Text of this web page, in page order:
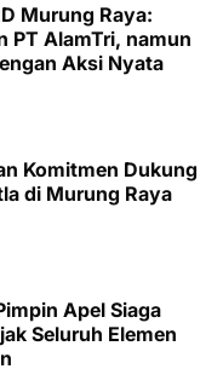
Murung Raya:
PT AlamTri, namun
Aksi Nyata
Komitmen Dukung
di Murung Raya
Apel Siaga
Seluruh Elemen